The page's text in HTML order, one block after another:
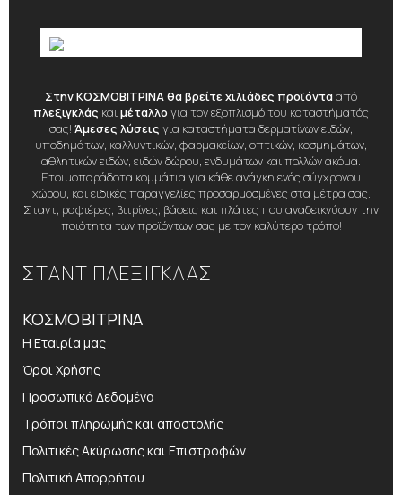
Στην ΚΟΣΜΟΒΙΤΡΙΝΑ θα βρείτε χιλιάδες προϊόντααπό
πλεξιγκλάς καιμέταλλο για τον εξοπλισμό του καταστήματός
σας! Άμεσες λύσεις για καταστήματα δερματίνων ειδών,
υποδημάτων, καλλυντικών, φαρμακείων, οπτικών, κοσμημάτων,
αθλητικών ειδών, ειδών δώρου, ενδυμάτων και πολλών ακόμα.
Ετοιμοπαράδοτα κομμάτια για κάθε ανάγκη ενός σύγχρονου
χώρου, και ειδικές παραγγελίες προσαρμοσμένες στα μέτρα σας.
Σταντ, ραφιέρες, βιτρίνες, βάσεις και πλάτες που αναδεικνύουν την
ποιότητα των προϊόντων σας με τον καλύτερο τρόπο!
ΣΤΑΝΤ ΠΛΕΞΙΓΚΛΑΣ
ΚΟΣΜΟΒΙΤΡΙΝΑ
Η Εταιρία μας
Όροι Χρήσης
Προσωπικά Δεδομένα
Τρόποι πληρωμής και αποστολής
Πολιτικές Ακύρωσης και Επιστροφών
Πολιτική Απορρήτου